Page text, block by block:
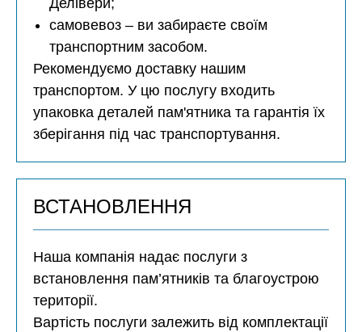
Делівери;
самовевоз – ви забираєте своїм
транспортним засобом.
Рекомендуємо доставку нашим
транспортом. У цю послугу входить
упаковка деталей пам'ятника та гарантія їх
зберігання під час транспортування.
ВСТАНОВЛЕННЯ
Наша компанія надає послуги з
встановлення пам’ятників та благоустрою
території.
Вартість послуги залежить від комплектації